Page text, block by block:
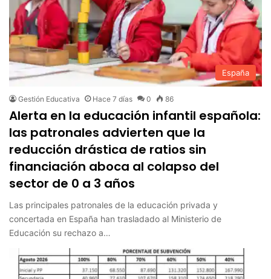
España
Gestión Educativa Hace 7 días 0 86
Alerta en la educación infantil española:
las patronales advierten que la
reducción drástica de ratios sin
financiación aboca al colapso del
sector de 0 a 3 años
Las principales patronales de la educación privada y
concertada en España han trasladado al Ministerio de
Educación su rechazo a…